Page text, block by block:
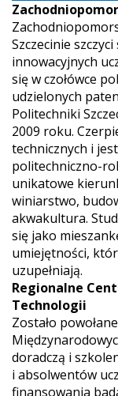
Szczecinie
innowacyjnych
się w czołówce
udzielonych
Politechniki
2009 roku.
technicznych i
politechniczno-
unikatowe
winiarstwo,
akwakultura.
się jako
umiejętności,
uzupełniają.
Regionalne
Technologii
Zostało
doradczą i
i absolwentów
finansowania